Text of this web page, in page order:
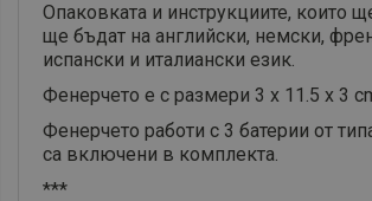
Опаковката и инструкциите, които
ще бъдат на английски, немски,
испански и италиански език.
Фенерчето е с размери 3 х 11.5 х 3
Фенерчето работи с 3 батерии от
са включени в комплекта.
***